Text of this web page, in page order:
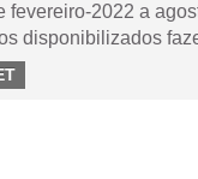
2022 a
disponibilizados